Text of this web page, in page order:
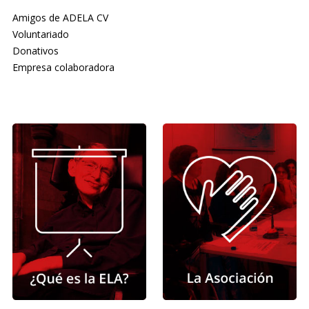
Amigos de ADELA CV
Voluntariado
Donativos
Empresa colaboradora